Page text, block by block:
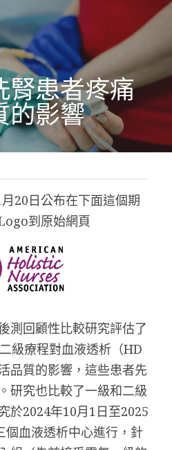
腎患者疼痛
的影響
20日公布在下面這個期
到原始網頁
測回顧性比較研究評估了
級療程對血液透析（HD
品質的影響，這些患者先
研究也比較了一級和二級
於2024年10月1日至2025
個血液透析中心進行，針